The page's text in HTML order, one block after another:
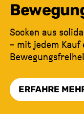
Socken aus
– mit jedem
ERFAHRE